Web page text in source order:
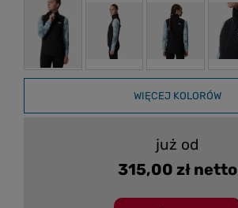
WIĘCEJ KOLORÓW
już od
315,00 zł netto